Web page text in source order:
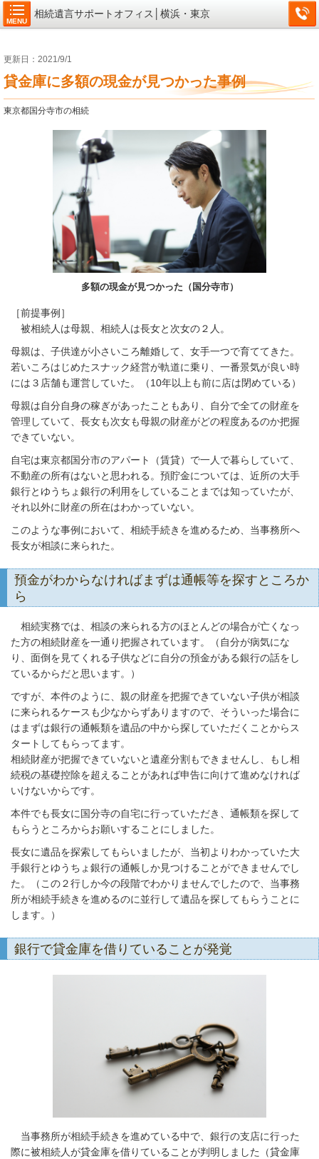
MENU
相続遺言サポートオフィス│横浜・東京
更新日：2021/9/1
貸金庫に多額の現金が見つかった事例
東京都国分寺市の相続
多額の現金が見つかった（国分寺市）
［前提事例］
被相続人は母親、相続人は長女と次女の２人。
母親は、子供達が小さいころ離婚して、女手一つで育ててきた。
若いころはじめたスナック経営が軌道に乗り、一番景気が良い時
には３店舗も運営していた。（10年以上も前に店は閉めている）
母親は自分自身の稼ぎがあったこともあり、自分で全ての財産を
管理していて、長女も次女も母親の財産がどの程度あるのか把握
できていない。
自宅は東京都国分市のアパート（賃貸）で一人で暮らしていて、
不動産の所有はないと思われる。預貯金については、近所の大手
銀行とゆうちょ銀行の利用をしていることまでは知っていたが、
それ以外に財産の所在はわかっていない。
このような事例において、相続手続きを進めるため、当事務所へ
長女が相談に来られた。
預金がわからなければまずは通帳等を探すところか
ら
相続実務では、相談の来られる方のほとんどの場合が亡くなっ
た方の相続財産を一通り把握されています。（自分が病気にな
り、面倒を見てくれる子供などに自分の預金がある銀行の話をし
ているからだと思います。）
ですが、本件のように、親の財産を把握できていない子供が相談
に来られるケースも少なからずありますので、そういった場合に
はまずは銀行の通帳類を遺品の中から探していただくことからス
タートしてもらってます。
相続財産が把握できていないと遺産分割もできませんし、もし相
続税の基礎控除を超えることがあれば申告に向けて進めなければ
いけないからです。
本件でも長女に国分寺の自宅に行っていただき、通帳類を探して
もらうところからお願いすることにしました。
長女に遺品を探索してもらいましたが、当初よりわかっていた大
手銀行とゆうちょ銀行の通帳しか見つけることができませんでし
た。（この２行しか今の段階でわかりませんでしたので、当事務
所が相続手続きを進めるのに並行して遺品を探してもらうことに
します。）
銀行で貸金庫を借りていることが発覚
当事務所が相続手続きを進めている中で、銀行の支店に行った
際に被相続人が貸金庫を借りていることが判明しました（貸金庫